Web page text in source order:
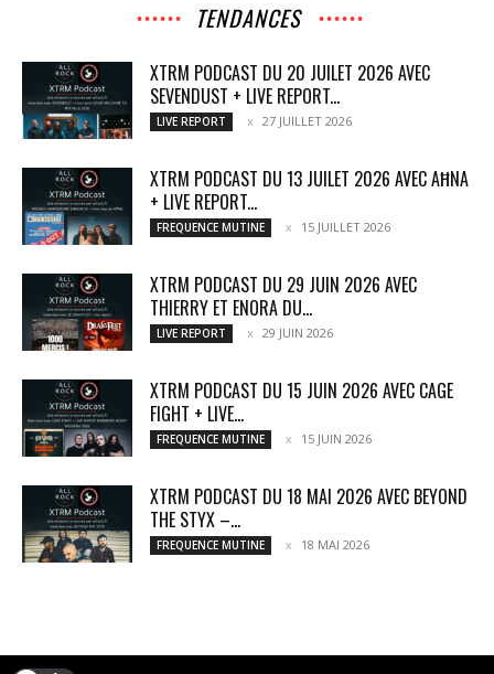
TENDANCES
XTRM PODCAST DU 20 JUILET 2026 AVEC
SEVENDUST + LIVE REPORT...
LIVE REPORT 27 JUILLET 2026
XTRM PODCAST DU 13 JUILET 2026 AVEC AĦNA
+ LIVE REPORT...
FREQUENCE MUTINE 15 JUILLET 2026
XTRM PODCAST DU 29 JUIN 2026 AVEC
THIERRY ET ENORA DU...
LIVE REPORT 29 JUIN 2026
XTRM PODCAST DU 15 JUIN 2026 AVEC CAGE
FIGHT + LIVE...
FREQUENCE MUTINE 15 JUIN 2026
XTRM PODCAST DU 18 MAI 2026 AVEC BEYOND
THE STYX –...
FREQUENCE MUTINE 18 MAI 2026